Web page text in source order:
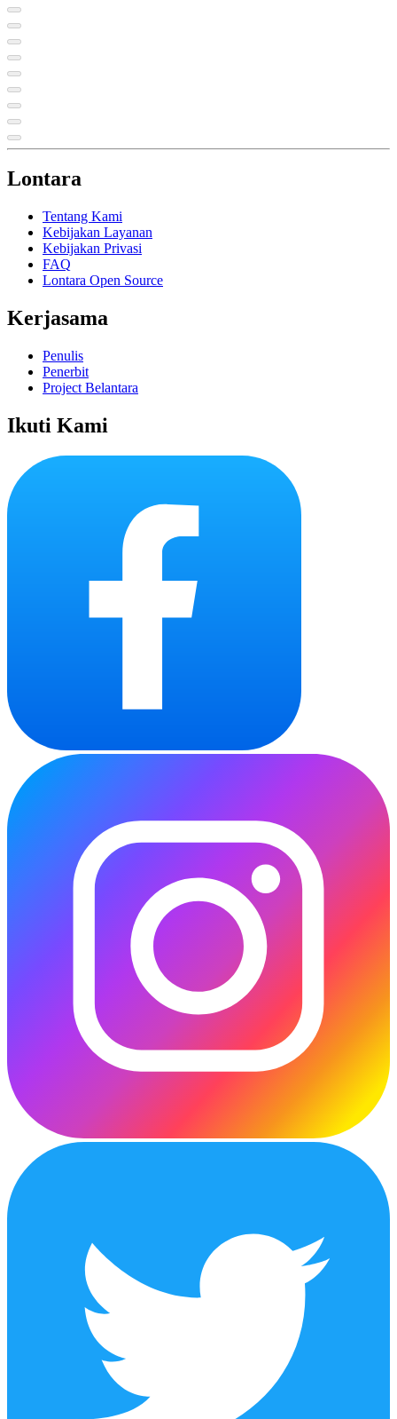
Lontara
Tentang Kami
Kebijakan Layanan
Kebijakan Privasi
FAQ
Lontara Open Source
Kerjasama
Penulis
Penerbit
Project Belantara
Ikuti Kami